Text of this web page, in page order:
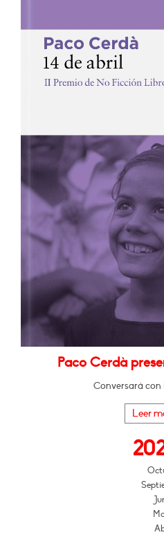
Paco Cerdà
Conversará con
Leer